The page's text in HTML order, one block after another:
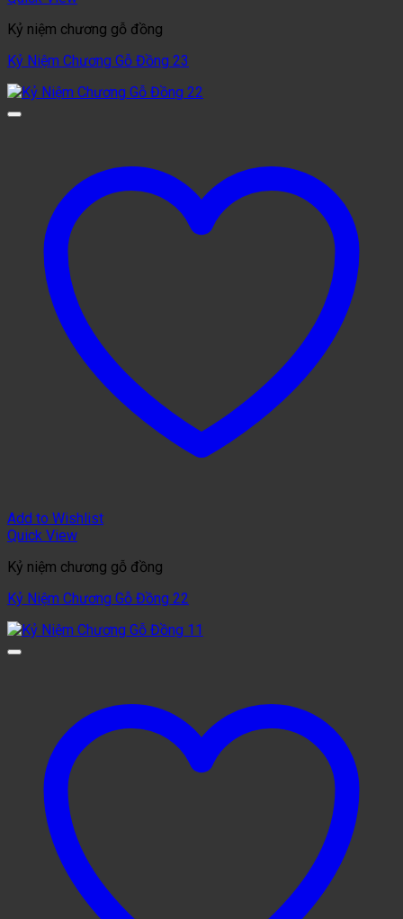
Kỷ niệm chương gỗ đồng
Kỷ Niệm Chương Gỗ Đồng 23
Add to Wishlist
Quick View
Kỷ niệm chương gỗ đồng
Kỷ Niệm Chương Gỗ Đồng 22